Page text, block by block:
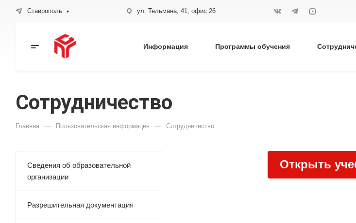
Ставрополь ул. Тельмана, 41, офис 26
Информация Программы обучения
Сотрудничество
Главная — Пользовательская информация — Сотрудничество
Открыть
Сведения об образовательной
организации
Разрешительная документация